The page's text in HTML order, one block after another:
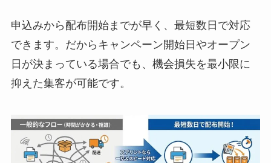
申込みから配布開始までが早く、最短数日で対応
できます。だからキャンペーン開始日やオープン
日が決まっている場合でも、機会損失を最小限に
抑えた集客が可能です。